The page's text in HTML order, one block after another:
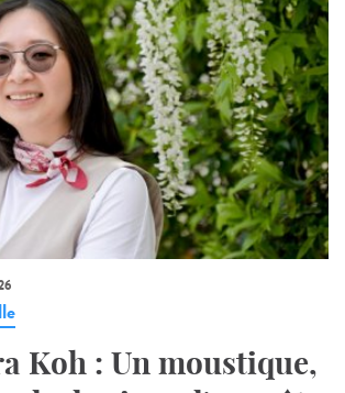
Koh : Un moustique,